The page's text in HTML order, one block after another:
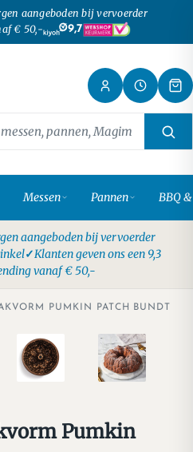
aangeboden bij vervoerder
€ 50,-
9,7
Messen Pannen BBQ
aangeboden bij vervoerder
Klanten geven ons een 9,3
vanaf € 50,-
PUMKIN PATCH BUNDT
Pumkin